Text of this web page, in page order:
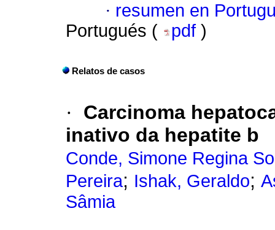
· resumen en
Portugués (
pdf )
Relatos de casos
·
Carcinoma
inativo da hepatite b
Conde, Simone Regina
Pereira; Ishak, Geraldo;
Sâmia